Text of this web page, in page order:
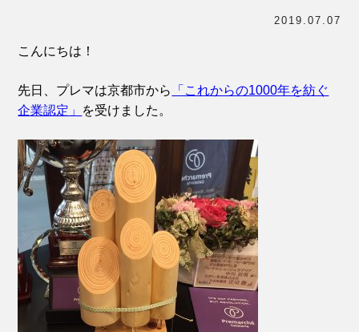
2019.07.07
こんにちは！
先日、プレマは京都市から
「これからの1000年を紡ぐ
企業認定」 を受けました。